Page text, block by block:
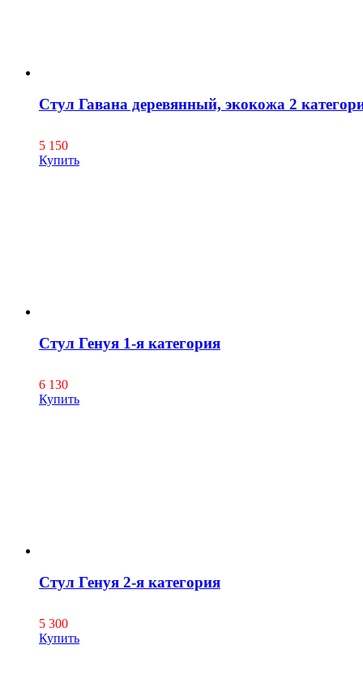
Стул Гавана деревянный, экокожа 2
5 150
Купить
Стул Генуя 1-я категория
6 130
Купить
Стул Генуя 2-я категория
5 300
Купить